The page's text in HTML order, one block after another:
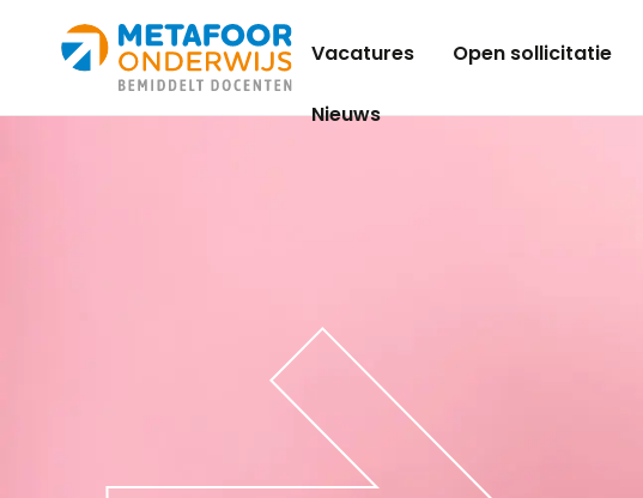
Metafoor
Onderwijs
Vacatures Open sollicitatie
Nieuws